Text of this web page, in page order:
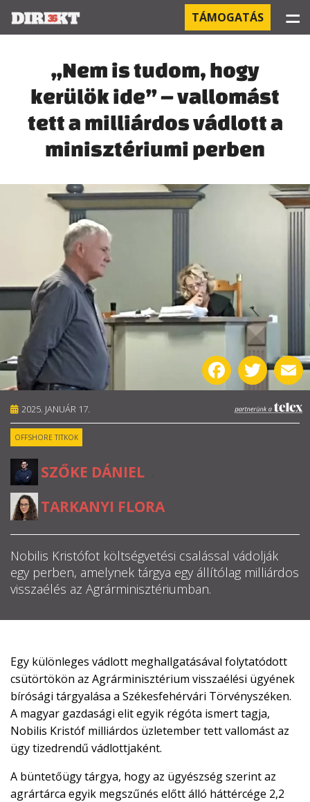
PROJEKTEK
KÓRHÁZI FERTŐZÉSEK
ORBÁN ÉS A GAZDASÁG
OROSZ KAPCSOLATOK
PEGASUS-MEGFIGYELÉSEK
AZ ORBÁN CSALÁD ÜZLETEI
OFFSHORE TITKOK
RÓLUNK
ALAPELVEK
CSAPAT
MŰKÖDÉS
TÁMOGATÁS
1%

EN

CSATLAKOZZ
A
TÁMOGATÓI
KÖRHÖZ!
TÁMOGATÁS ☰
„Nem is tudom, hogy
kerülök ide” – vallomást
tett a milliárdos vádlott a
minisztériumi perben
2025. JANUÁR 17.
OFFSHORE TITKOK
SZŐKE DÁNIEL
TARKANYI FLORA
Nobilis Kristófot költségvetési csalással vádolják
egy perben, amelynek tárgya egy állítólag milliárdos
visszaélés az Agrárminisztériumban.
FacebookTwitter
Egy különleges vádlott meghallgatásával folytatódott
csütörtökön az Agrárminisztérium visszaélési ügyének
bírósági tárgyalása a Székesfehérvári Törvényszéken.
A magyar gazdasági elit egyik régóta ismert tagja,
Nobilis Kristóf milliárdos üzletember tett vallomást az
ügy tizedrendű vádlottjaként.
A büntetőügy tárgya, hogy az ügyészség szerint az
agrártárca egyik megszűnés előtt álló háttércége 2,2